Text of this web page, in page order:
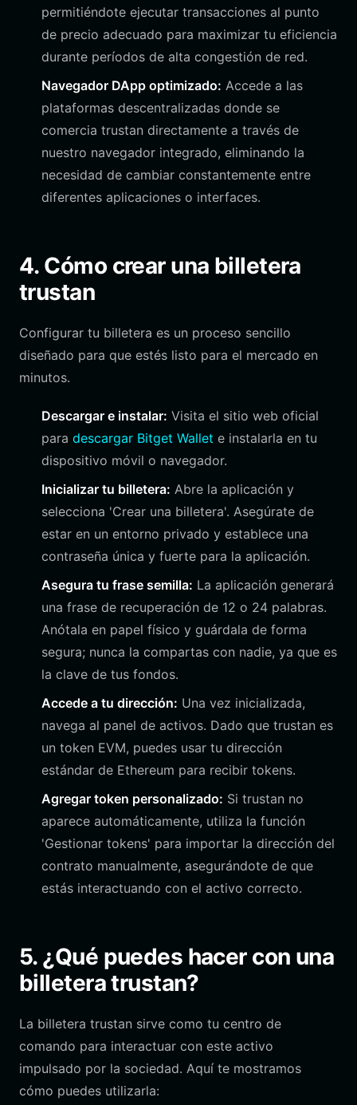
permitiéndote ejecutar transacciones al punto
de precio adecuado para maximizar tu eficiencia
durante períodos de alta congestión de red.
Navegador DApp optimizado: Accede a las
plataformas descentralizadas donde se
comercia trustan directamente a través de
nuestro navegador integrado, eliminando la
necesidad de cambiar constantemente entre
diferentes aplicaciones o interfaces.
4. Cómo crear una billetera
trustan
Configurar tu billetera es un proceso sencillo
diseñado para que estés listo para el mercado en
minutos.
Descargar e instalar: Visita el sitio web oficial
para descargar Bitget Wallet e instalarla en tu
dispositivo móvil o navegador.
Inicializar tu billetera: Abre la aplicación y
selecciona 'Crear una billetera'. Asegúrate de
estar en un entorno privado y establece una
contraseña única y fuerte para la aplicación.
Asegura tu frase semilla: La aplicación generará
una frase de recuperación de 12 o 24 palabras.
Anótala en papel físico y guárdala de forma
segura; nunca la compartas con nadie, ya que es
la clave de tus fondos.
Accede a tu dirección: Una vez inicializada,
navega al panel de activos. Dado que trustan es
un token EVM, puedes usar tu dirección
estándar de Ethereum para recibir tokens.
Agregar token personalizado: Si trustan no
aparece automáticamente, utiliza la función
'Gestionar tokens' para importar la dirección del
contrato manualmente, asegurándote de que
estás interactuando con el activo correcto.
5. ¿Qué puedes hacer con una
billetera trustan?
La billetera trustan sirve como tu centro de
comando para interactuar con este activo
impulsado por la sociedad. Aquí te mostramos
cómo puedes utilizarla: